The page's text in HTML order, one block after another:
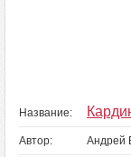
Название:
Автор: Андрей